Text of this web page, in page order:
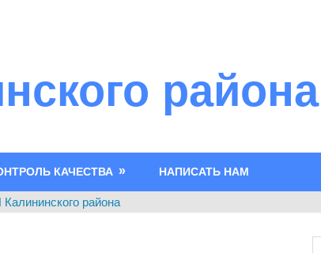
района
КАЧЕСТВА НАПИСАТЬ НАМ